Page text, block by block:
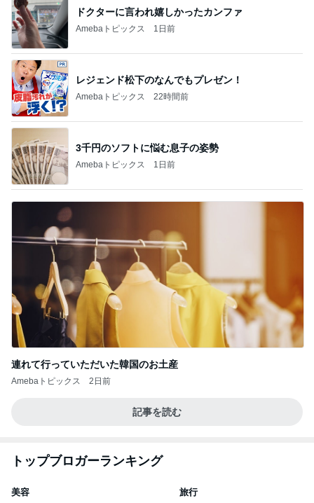
ドクターに言われ嬉しかったカンファ
Amebaトピックス 1日前
レジェンド松下のなんでもプレゼン！
Amebaトピックス 22時間前
3千円のソフトに悩む息子の姿勢
Amebaトピックス 1日前
連れて行っていただいた韓国のお土産
Amebaトピックス 2日前
記事を読む
トップブロガーランキング
美容 旅行